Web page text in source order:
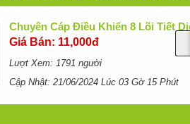
Chuyên Cáp Điều Khiển 8 Lõi Tiết
Giá Bán: 11,000đ
Lượt Xem: 1791 người
Cập Nhật: 21/06/2024 Lúc 03 Gờ 15 Phút